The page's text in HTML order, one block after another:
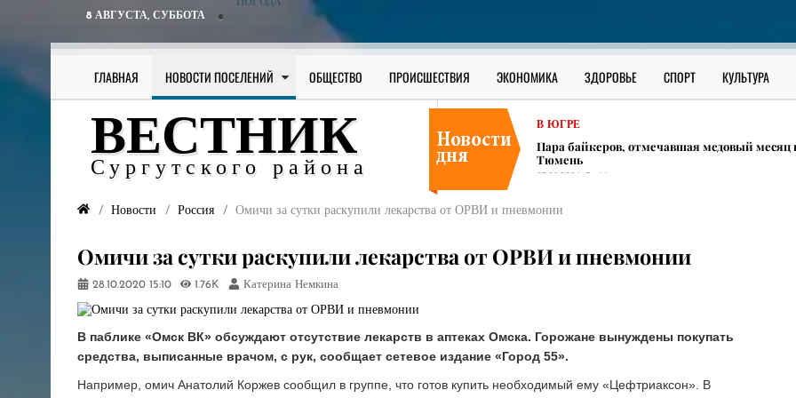
8 АВГУСТА, СУББОТА
ПОГОДА
ГЛАВНАЯ НОВОСТИ ПОСЕЛЕНИЙ ОБЩЕСТВО ПРОИСШЕСТВИЯ ЭКОНОМИКА ЗДОРОВЬЕ СПОРТ КУЛЬТУРА
ВЕСТНИК
Сургутского района
​Полиция ХМАО нашла мужчин, которых
07.08.2026 453
В ЮГРЕ
Пара байкеров, отмечавшая медовый
Тюмень
07.08.2026 466
​Полиция ХМАО нашла мужчин, которых
В ЮГРЕ
​Строительная компания из Сургута
Новости Россия ​Омичи за сутки раскупили лекарства от ОРВИ и пневмонии
​Омичи за сутки раскупили лекарства от ОРВИ и пневмонии
28.10.2020 15:10 1.76K Катерина Немкина
В паблике «Омск ВК» обсуждают отсутствие лекарств в аптеках Омска. Горожане вынуждены покупать
средства, выписанные врачом, с рук, сообщает сетевое издание «Город 55».
Например, омич Анатолий Коржев сообщил в группе, что готов купить необходимый ему «Цефтриаксон». В